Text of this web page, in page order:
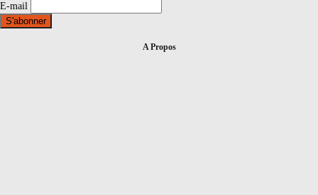
E-mail
A Propos